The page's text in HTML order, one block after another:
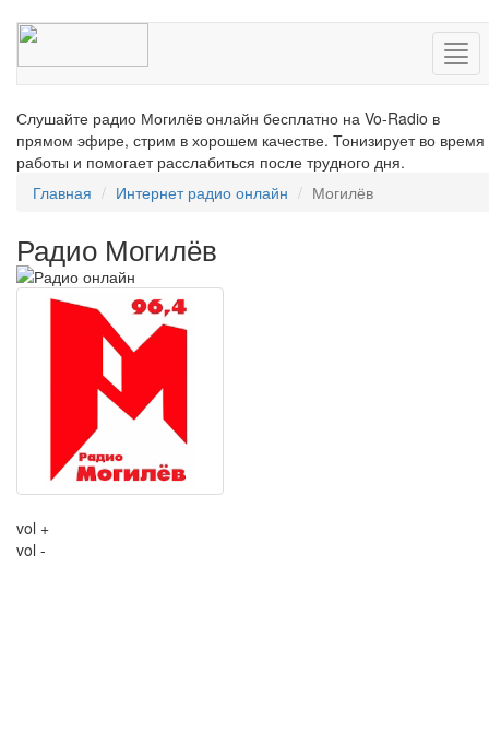
Слушайте радио Могилёв онлайн бесплатно на Vo-Radio в
прямом эфире, стрим в хорошем качестве. Тонизирует во время
работы и помогает расслабиться после трудного дня.
Главная
Интернет радио онлайн Могилёв
Радио Могилёв
vol +
vol -